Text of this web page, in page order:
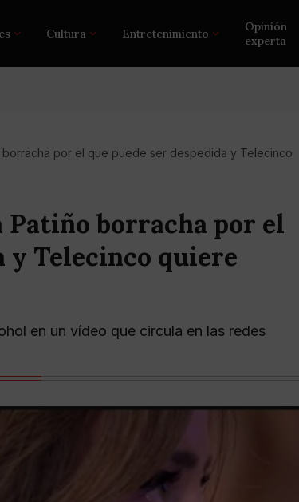
Cultura Entretenimiento
Opinión
experta
borracha por el que puede ser despedida y Telecinco
borracha por el
y Telecinco quiere
en un vídeo que circula en las redes